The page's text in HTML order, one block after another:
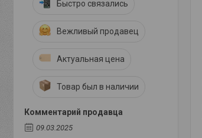
Быстро связались
Вежливый продавец
Актуальная цена
Товар был в наличии
Комментарий продавца
09.03.2025